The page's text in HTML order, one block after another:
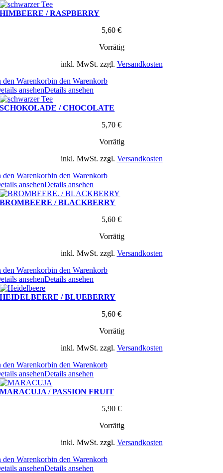
HIMBEERE / RASPBERRY
5,60 €
Vorrätig
inkl. MwSt. zzgl. Versandkosten
den Warenkorbin den Warenkorb
ansehenDetails ansehen
SCHOKOLADE / CHOCOLATE
5,70 €
Vorrätig
inkl. MwSt. zzgl. Versandkosten
den Warenkorbin den Warenkorb
ansehenDetails ansehen
BROMBEERE / BLACKBERRY
5,60 €
Vorrätig
inkl. MwSt. zzgl. Versandkosten
den Warenkorbin den Warenkorb
ansehenDetails ansehen
HEIDELBEERE / BLUEBERRY
5,60 €
Vorrätig
inkl. MwSt. zzgl. Versandkosten
den Warenkorbin den Warenkorb
ansehenDetails ansehen
MARACUJA / PASSION FRUIT
5,90 €
Vorrätig
inkl. MwSt. zzgl. Versandkosten
den Warenkorbin den Warenkorb
ansehenDetails ansehen